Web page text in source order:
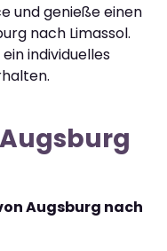
und genieße einen
nach Limassol.
individuelles
Augsburg nach